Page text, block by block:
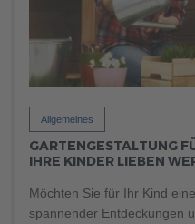
ÜBER UNS
KONTAKT
Brauchen Sie Hilfe?
Allgemeines
GARTENGESTALTUNG
IHRE KINDER LIEBEN
Möchten Sie für Ihr Kind
spannender Entdeckungen